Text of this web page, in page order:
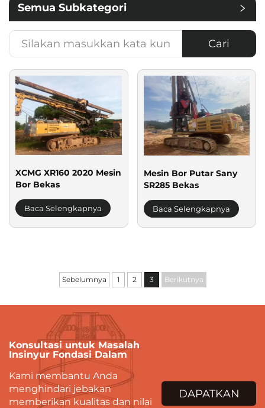
Semua Subkategori
Cari
XCMG XR160 2020 Mesin
Bor Bekas
Baca Selengkapnya
Mesin Bor Putar Sany
SR285 Bekas
Baca Selengkapnya
Sebelumnya 1 2 3 Berikutnya
Konsultasi untuk Masalah
Insinyur Fondasi Dalam
Kami membantu Anda
menghindari jebakan
memberikan kualitas dan nilai
DAPATKAN